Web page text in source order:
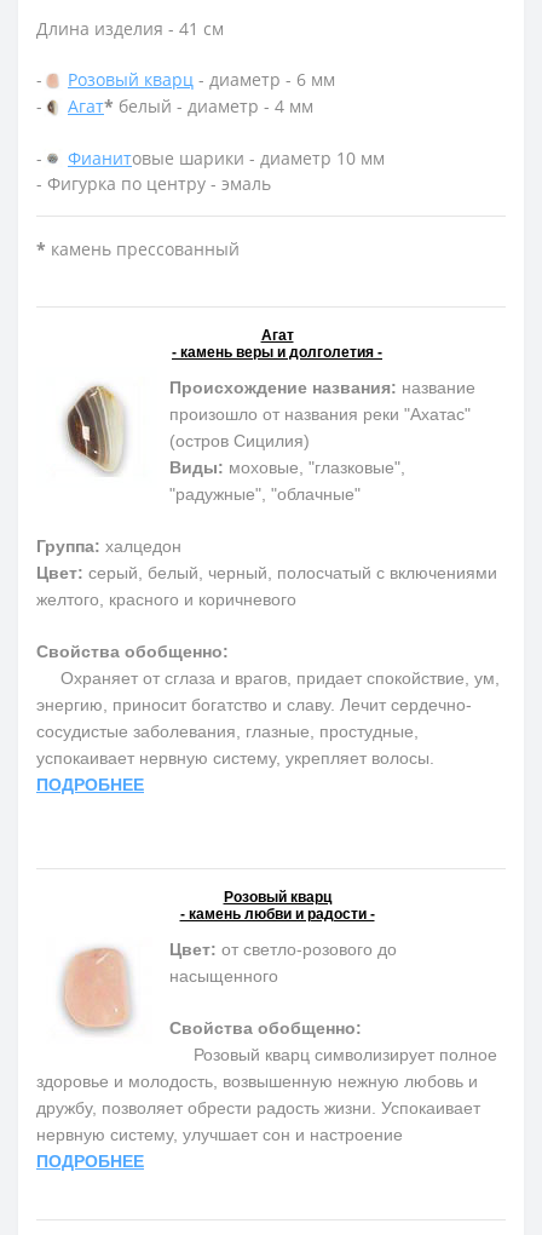
Длина изделия - 41 см
- Розовый кварц - диаметр - 6 мм
-
Агат* белый - диаметр - 4 мм
- Фианитовые шарики - диаметр 10 мм
- Фигурка по центру - эмаль
* камень прессованный
Агат
- камень веры и долголетия -
Происхождение названия: название
произошло от названия реки "Ахатас"
(остров Сицилия)
Виды: моховые, "глазковые",
"радужные", "облачные"
Группа: халцедон
Цвет: серый, белый, черный, полосчатый с включениями
желтого, красного и коричневого
Свойства обобщенно:
Охраняет от сглаза и врагов, придает спокойствие, ум,
энергию, приносит богатство и славу. Лечит сердечно-
сосудистые заболевания, глазные, простудные,
успокаивает нервную систему, укрепляет волосы.
ПОДРОБНЕЕ
Розовый кварц
- камень любви и радости -
Цвет: от светло-розового до
насыщенного
Свойства обобщенно:
Розовый кварц символизирует полное
здоровье и молодость, возвышенную нежную любовь и
дружбу, позволяет обрести радость жизни. Успокаивает
нервную систему, улучшает сон и настроение
ПОДРОБНЕЕ